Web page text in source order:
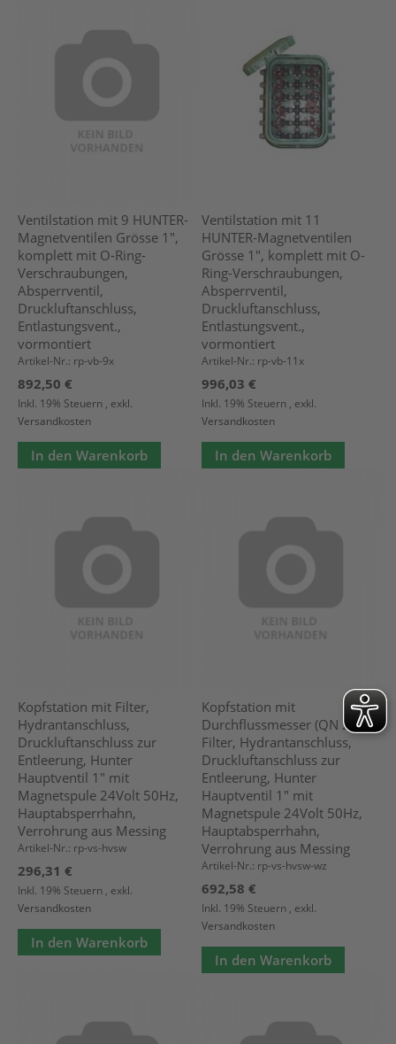
Ventilstation mit 9 HUNTER-
Magnetventilen Grösse 1",
komplett mit O-Ring-
Verschraubungen,
Absperrventil,
Druckluftanschluss,
Entlastungsvent.,
vormontiert
Artikel-Nr.: rp-vb-9x
892,50 €
Inkl. 19% Steuern , exkl.
Versandkosten
In den Warenkorb
Ventilstation mit 11
HUNTER-Magnetventilen
Grösse 1", komplett mit O-
Ring-Verschraubungen,
Absperrventil,
Druckluftanschluss,
Entlastungsvent.,
vormontiert
Artikel-Nr.: rp-vb-11x
996,03 €
Inkl. 19% Steuern , exkl.
Versandkosten
In den Warenkorb
Kopfstation mit Filter,
Hydrantanschluss,
Druckluftanschluss zur
Entleerung, Hunter
Hauptventil 1" mit
Magnetspule 24Volt 50Hz,
Hauptabsperrhahn,
Verrohrung aus Messing
Artikel-Nr.: rp-vs-hvsw
296,31 €
Inkl. 19% Steuern , exkl.
Versandkosten
In den Warenkorb
Kopfstation mit
Durchflussmesser (QN 2,5),
Filter, Hydrantanschluss,
Druckluftanschluss zur
Entleerung, Hunter
Hauptventil 1" mit
Magnetspule 24Volt 50Hz,
Hauptabsperrhahn,
Verrohrung aus Messing
Artikel-Nr.: rp-vs-hvsw-wz
692,58 €
Inkl. 19% Steuern , exkl.
Versandkosten
In den Warenkorb